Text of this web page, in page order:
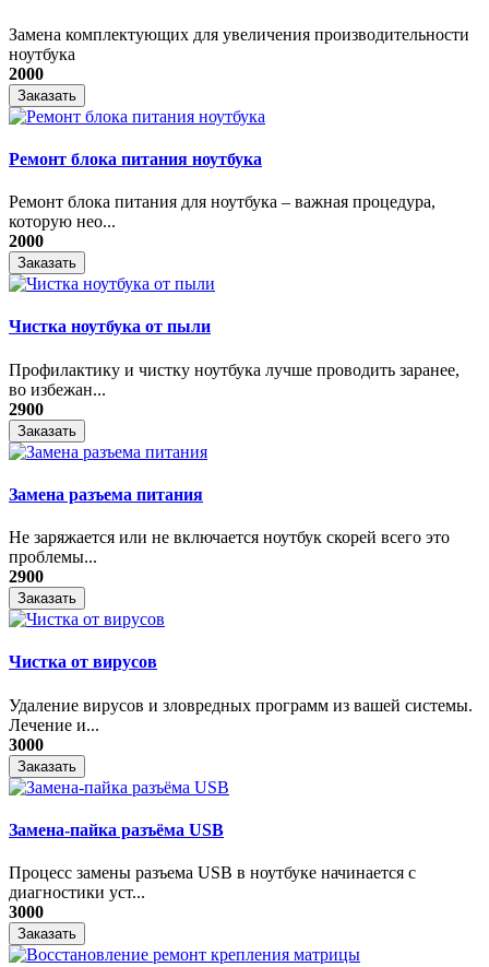
Замена комплектующих для увеличения производительности
ноутбука
2000
Заказать
Ремонт блока питания ноутбука
​Ремонт блока питания для ноутбука – важная процедура,
которую нео...
2000
Заказать
Чистка ноутбука от пыли
Профилактику и чистку ноутбука лучше проводить заранее,
во избежан...
2900
Заказать
Замена разъема питания
Не заряжается или не включается ноутбук скорей всего это
проблемы...
2900
Заказать
Чистка от вирусов
Удаление вирусов и зловредных программ из вашей системы.
Лечение и...
3000
Заказать
Замена-пайка разъёма USB
Процесс замены разъема USB в ноутбуке начинается с
диагностики уст...
3000
Заказать